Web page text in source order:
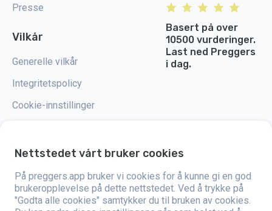
Presse
Vilkår
Generelle vilkår
Integritetspolicy
Cookie-innstillinger
Basert på over
10500 vurderinger.
Last ned Preggers
i dag.
Preggers er en app utviklet av det svenske selskapet Stroller AB i 2017.
Målet med appen er å gjøre foreldreskapet enklere for både blivende og
nybakte foreldre over hele verden. Med et mangfoldig team og samarbeid
med eksperter har de utviklet brukervennlige apper som allerede har blitt
brukt av over to millioner mennesker. Preggers tilbyr en unik 3D-opplevelse
Nettstedet vårt bruker cookies
På preggers.app bruker vi cookies for å kunne gi en god
brukeropplevelse på dette nettstedet. Ved å trykke på
"Godta alle cookies" samtykker du til bruken av cookies.